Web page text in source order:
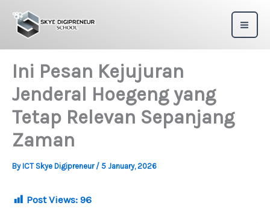
content
Ini Pesan Kejujuran
Jenderal Hoegeng yang
Tetap Relevan Sepanjang
Zaman
By ICT Skye Digipreneur / 5 January, 2026
Post Views: 96